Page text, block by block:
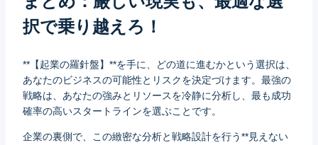
択で乗り越えろ！
**【起業の羅針盤】**を手に、どの道に進むかという選択は、
あなたのビジネスの可能性とリスクを決定づけます。最強の
戦略は、あなたの強みとリソースを冷静に分析し、最も成功
確率の高いスタートラインを選ぶことです。
企業の裏側で、この緻密な分析と戦略設計を行う**見えない